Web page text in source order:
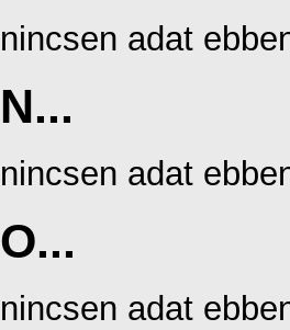
nincsen adat
N...
nincsen adat
O...
nincsen adat